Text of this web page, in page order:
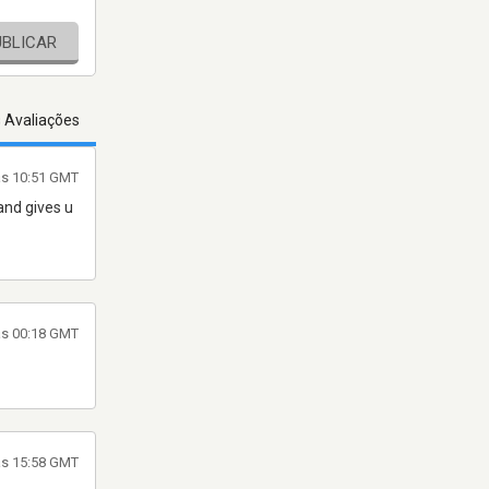
Avaliações
gives u
10:51 GMT
00:18 GMT
15:58 GMT